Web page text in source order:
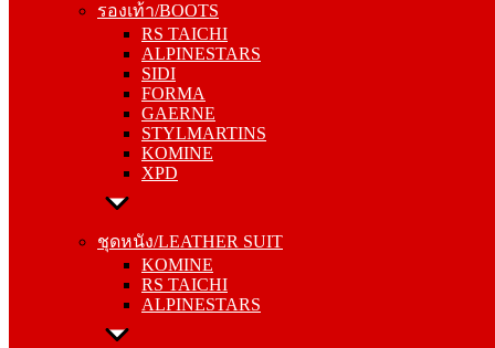
รองเท้า/BOOTS
RS TAICHI
ALPINESTARS
SIDI
FORMA
GAERNE
STYLMARTINS
KOMINE
XPD
ชุดหนัง/LEATHER SUIT
KOMINE
RS TAICHI
ALPINESTARS
ALPINESTARS
SIDI
FORMA
GAERNE
STYLMARTINS
KOMINE
XPD
ชุดหนัง/LEATHER SUIT
RS TAICHI
ALPINESTARS
การ์ด/PROTECTOR